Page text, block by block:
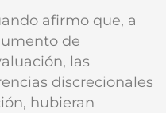
afirmo que, a
de
las
discrecionales
hubieran